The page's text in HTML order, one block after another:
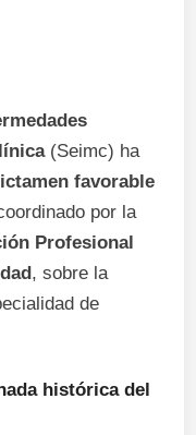
(Seimc) ha
favorable
por la
Profesional
, sobre la
de
histórica del